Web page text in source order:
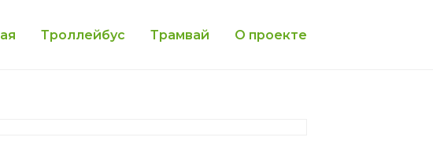
Троллейбус Трамвай О проекте